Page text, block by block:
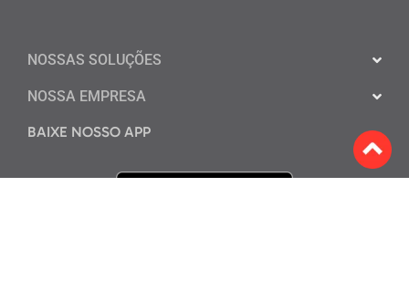
NOSSAS SOLUÇÕES
NOSSA EMPRESA
BAIXE NOSSO APP